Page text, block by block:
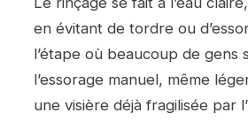
en évitant de tordre ou
l’étape où beaucoup de gens
l’essorage manuel, même
une visière déjà fragilisée par